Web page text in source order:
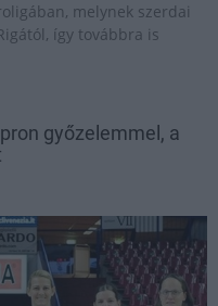
melynek szerdai
így továbbra is
győzelemmel, a